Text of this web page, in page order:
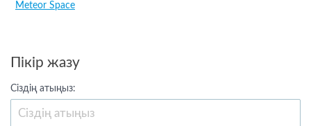
Meteor Space
Пікір жазу
Сіздің атыңыз: